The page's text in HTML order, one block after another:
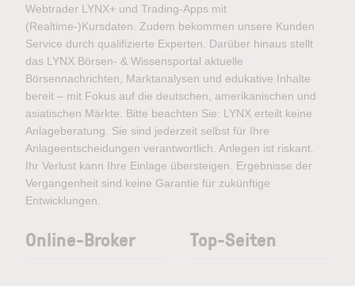
Webtrader LYNX+ und Trading-Apps mit
(Realtime-)Kursdaten. Zudem bekommen unsere Kunden
Service durch qualifizierte Experten. Darüber hinaus stellt
das LYNX Börsen- & Wissensportal aktuelle
Börsennachrichten, Marktanalysen und edukative Inhalte
bereit – mit Fokus auf die deutschen, amerikanischen und
asiatischen Märkte. Bitte beachten Sie: LYNX erteilt keine
Anlageberatung. Sie sind jederzeit selbst für Ihre
Anlageentscheidungen verantwortlich. Anlegen ist riskant.
Ihr Verlust kann Ihre Einlage übersteigen. Ergebnisse der
Vergangenheit sind keine Garantie für zukünftige
Entwicklungen.
Online-Broker Top-Seiten